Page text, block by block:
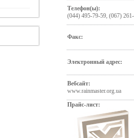
Телефон(ы):
(044) 495-79-59, (067)
Факс:
Электронный адрес:
Вебсайт:
www.rainmaster.org.ua
Прайс-лист: